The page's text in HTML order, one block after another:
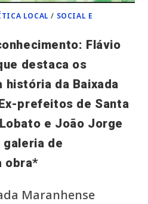
QUE
CELEBRA
OS
DA
BAIXADA
MARANHENSE,
PRESERVANDO
SEMPRE
A
CONTRIBUIÇÃO
DAQUELES
AJUDARAM
A
CONSTRUIR
O
NOSSO
POVO
E
IDENTIDADE.*
LOCAL / SOCIAL E
Flávio
destaca os
história da Baixada
prefeitos de Santa
e João Jorge
galeria de
obra*
Maranhense